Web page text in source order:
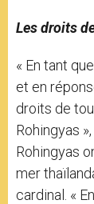
Les droits
« En tant
et en
droits de
Rohingyas
Rohingyas
mer
cardinal. «